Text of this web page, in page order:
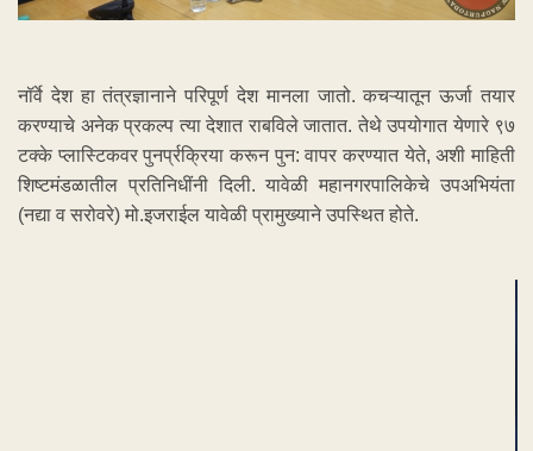
नॉर्वे देश हा तंत्रज्ञानाने परिपूर्ण देश मानला जातो. कचऱ्यातून ऊर्जा तयार
करण्याचे अनेक प्रकल्प त्या देशात राबविले जातात. तेथे उपयोगात येणारे ९७
टक्के प्लास्टिकवर पुनर्प्रक्रिया करून पुन: वापर करण्यात येते, अशी माहिती
शिष्टमंडळातील प्रतिनिधींनी दिली. यावेळी महानगरपालिकेचे उपअभियंता
(नद्या व सरोवरे) मो.इजराईल यावेळी प्रामुख्याने उपस्थित होते.